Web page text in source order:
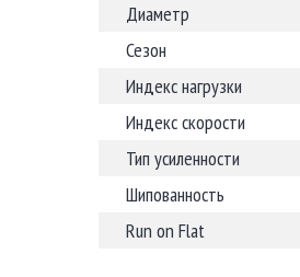
Диаметр
Сезон
Индекс нагрузки
Индекс скорости
Тип усиленности
Шипованность
Run on Flat